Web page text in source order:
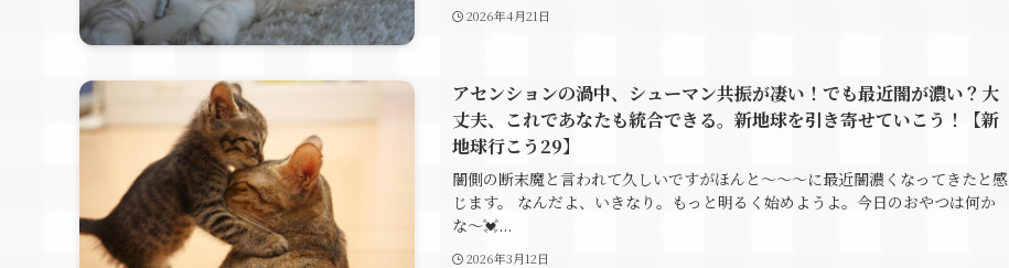
2026年4月21日
アセンションの渦中、シューマン共振が凄い！でも最近闇が濃い？大
丈夫、これであなたも統合できる。新地球を引き寄せていこう！【新
地球行こう29】
闇側の断末魔と言われて久しいですがほんと～～～に最近闇濃くなってきたと感
じます。 なんだよ、いきなり。もっと明るく始めようよ。今日のおやつは何か
な～💓...
2026年3月12日